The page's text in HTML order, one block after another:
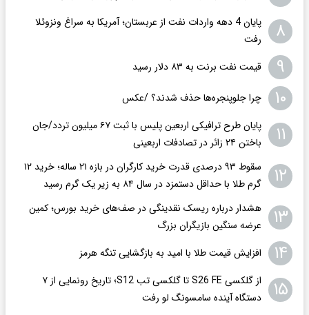
۸
پایان 4 دهه واردات نفت از عربستان؛ آمریکا به سراغ ونزوئلا
رفت
۹ قیمت نفت برنت به ۸۳ دلار رسید
۱۰ چرا جلوپنجره‌ها حذف شدند؟ /عکس
۱۱
پایان طرح ترافیکی اربعین پلیس با ثبت ۶۷ میلیون تردد/جان
باختن ۲۴ زائر در تصادفات اربعینی
۱۲
سقوط ۹۳ درصدی قدرت خرید کارگران در بازه ۲۱ ساله؛ خرید ۱۲
گرم طلا با حداقل دستمزد در سال ۸۴ به زیر یک گرم رسید
۱۳
هشدار درباره ریسک نقدینگی در صف‌های خرید بورس؛ کمین
عرضه سنگین بازیگران بزرگ
۱۴ افزایش قیمت طلا با امید به بازگشایی تنگه هرمز
۱۵
از گلکسی S26 FE تا گلکسی تب S12؛ تاریخ رونمایی از ۷
دستگاه آینده سامسونگ لو رفت